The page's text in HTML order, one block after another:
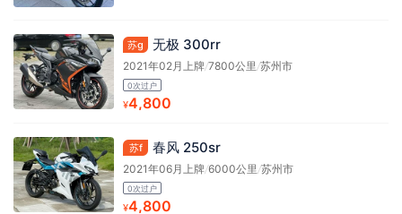
苏g 无极 300rr
2021年02月上牌/7800公里/苏州市
0次过户
¥4,800
苏f 春风 250sr
2021年06月上牌/6000公里/苏州市
0次过户
¥4,800